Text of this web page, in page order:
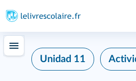
Unidad 11